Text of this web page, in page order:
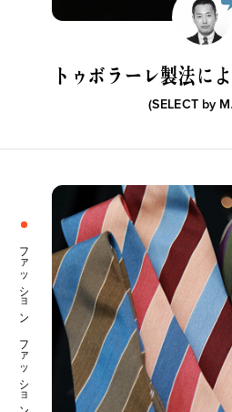
トゥボラーレ製法に
(SELECT by
ファッション ファッション小物